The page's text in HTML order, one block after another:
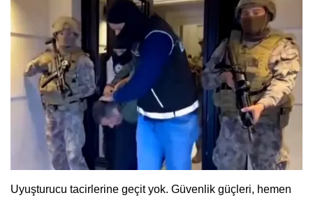
Uyuşturucu tacirlerine geçit yok. Güvenlik güçleri, hemen